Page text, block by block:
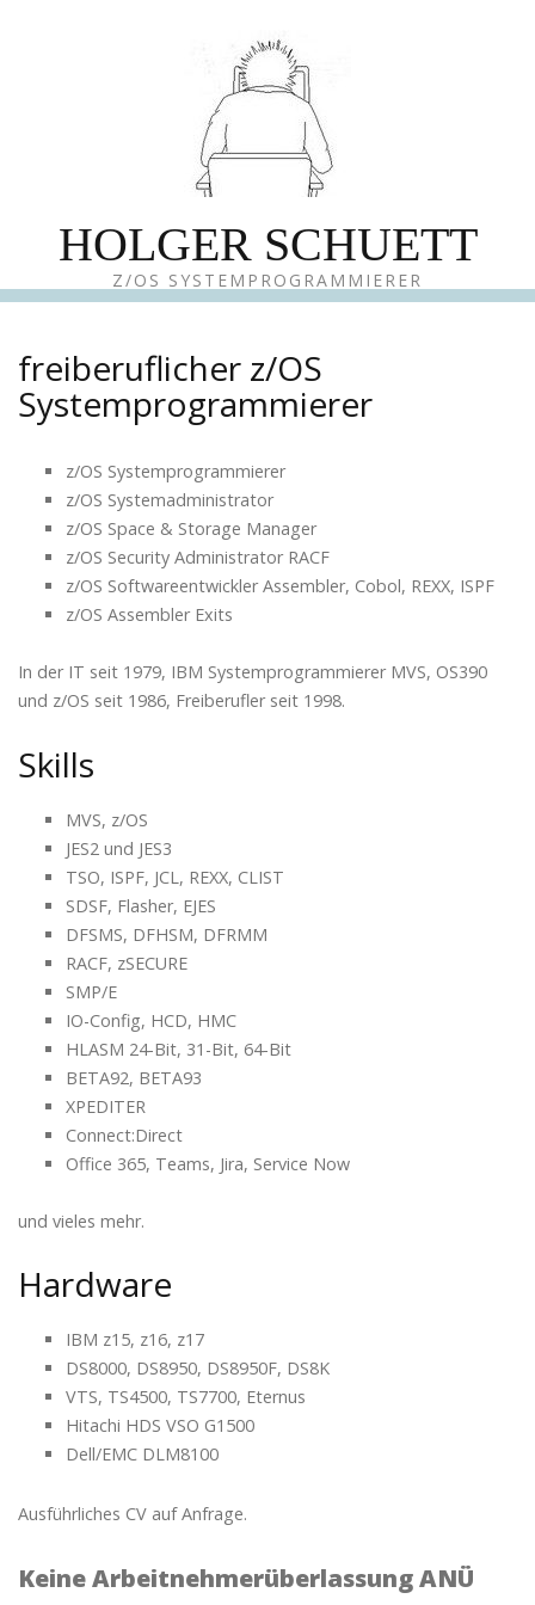
HOLGER SCHUETT
Z/OS SYSTEMPROGRAMMIERER
freiberuflicher z/OS
Systemprogrammierer
z/OS Systemprogrammierer
z/OS Systemadministrator
z/OS Space & Storage Manager
z/OS Security Administrator RACF
z/OS Softwareentwickler Assembler, Cobol, REXX, ISPF
z/OS Assembler Exits
In der IT seit 1979, IBM Systemprogrammierer MVS, OS390
und z/OS seit 1986, Freiberufler seit 1998.
Skills
MVS, z/OS
JES2 und JES3
TSO, ISPF, JCL, REXX, CLIST
SDSF, Flasher, EJES
DFSMS, DFHSM, DFRMM
RACF, zSECURE
SMP/E
IO-Config, HCD, HMC
HLASM 24-Bit, 31-Bit, 64-Bit
BETA92, BETA93
XPEDITER
Connect:Direct
Office 365, Teams, Jira, Service Now
und vieles mehr.
Hardware
IBM z15, z16, z17
DS8000, DS8950, DS8950F, DS8K
VTS, TS4500, TS7700, Eternus
Hitachi HDS VSO G1500
Dell/EMC DLM8100
Ausführliches CV auf Anfrage.
Keine Arbeitnehmerüberlassung ANÜ